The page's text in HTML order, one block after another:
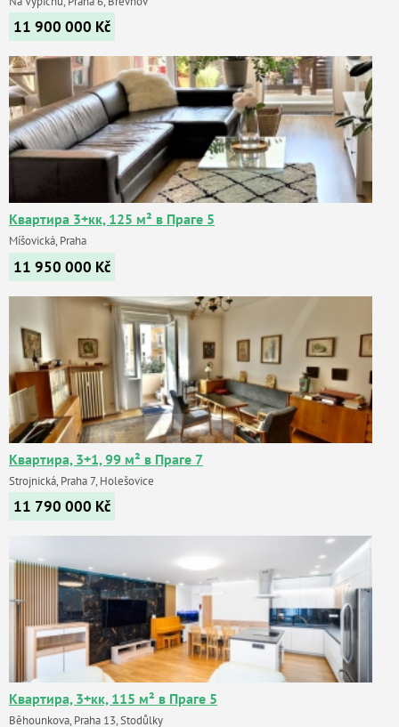
11 900 000 Kč
Квартира 3+кк, 125 м² в Праге 5
Míšovická, Praha
11 950 000 Kč
Квартира, 3+1, 99 м² в Праге 7
Strojnická, Praha 7, Holešovice
11 790 000 Kč
Квартира, 3+кк, 115 м² в Праге 5
Běhounkova, Praha 13, Stodůlky